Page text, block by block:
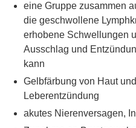
eine Gruppe zusammen
die geschwollene
erhobene Schwellungen
Ausschlag und
kann
Gelbfärbung von Haut
Leberentzündung
akutes Nierenversagen,